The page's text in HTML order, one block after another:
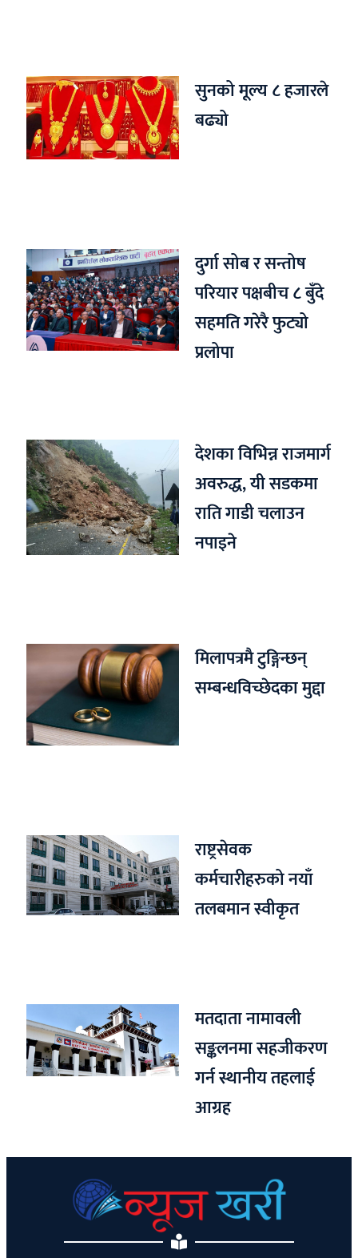
सुनको मूल्य ८ हजारले
बढ्यो
दुर्गा सोब र सन्तोष
परियार पक्षबीच ८ बुँदे
सहमति गरेरै फुट्यो
प्रलोपा
देशका विभिन्न राजमार्ग
अवरुद्ध, यी सडकमा
राति गाडी चलाउन
नपाइने
मिलापत्रमै टुङ्गिन्छन्
सम्बन्धविच्छेदका मुद्दा
राष्ट्रसेवक
कर्मचारीहरुको नयाँ
तलबमान स्वीकृत
मतदाता नामावली
सङ्कलनमा सहजीकरण
गर्न स्थानीय तहलाई
आग्रह